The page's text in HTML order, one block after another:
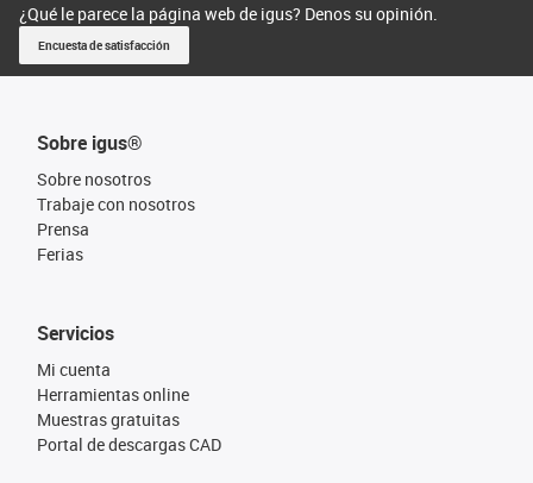
¿Qué le parece la página web de igus? Denos su opinión.
Encuesta de satisfacción
Sobre igus®
Sobre nosotros
Trabaje con nosotros
Prensa
Ferias
Servicios
Mi cuenta
Herramientas online
Muestras gratuitas
Portal de descargas CAD